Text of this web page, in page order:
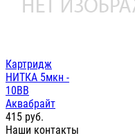
Картридж
НИТКА 5мкн -
10ВВ
Аквабрайт
415 руб.
Наши контакты